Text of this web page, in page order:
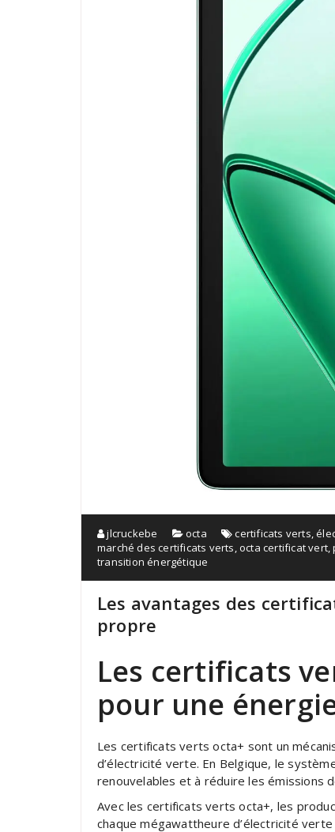
jlcruckebe octa certificats verts,
marché des certificats verts,octa certificat vert,
transition énergétique
Les avantages des
propre
Les certificats
pour une
Les certificats verts octa+ sont un
d’électricité verte. En Belgique, le
renouvelables et à réduire les émissions
Avec les certificats verts octa+, les
chaque mégawattheure d’électricité